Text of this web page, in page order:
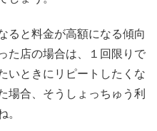
ると料金が高額になる傾向
た店の場合は、１回限りで
いときにリピートしたくな
場合、そうしょっちゅう利
。